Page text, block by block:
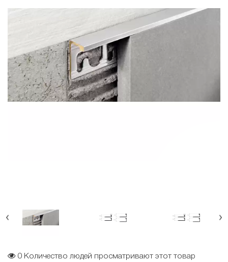
0 Количество людей просматривают этот товар